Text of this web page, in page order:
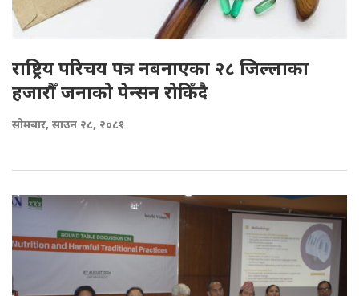
राष्ट्रिय परिचय पत्र नबनाएका २८ जिल्लाका
हजारौँ जनाको पेन्सन रोकिँदै
सोमबार, साउन २८, २०८१